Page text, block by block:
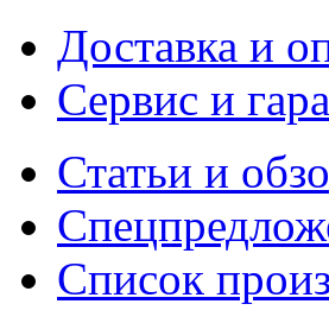
Доставка и
Сервис и
Статьи и
Список